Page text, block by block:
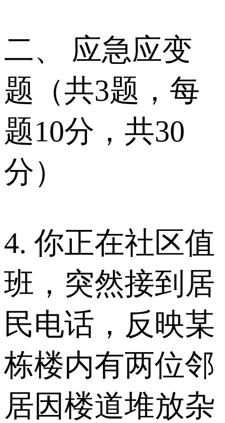
二、 应急应变
题（共3题，每
题10分，共30
分）
4. 你正在社区值
班，突然接到居
民电话，反映某
栋楼内有两位邻
居因楼道堆放杂